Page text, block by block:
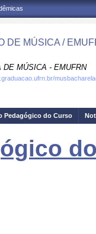
DE MÚSICA /
DE MÚSICA - EMUFRN
Pedagógico do Curso